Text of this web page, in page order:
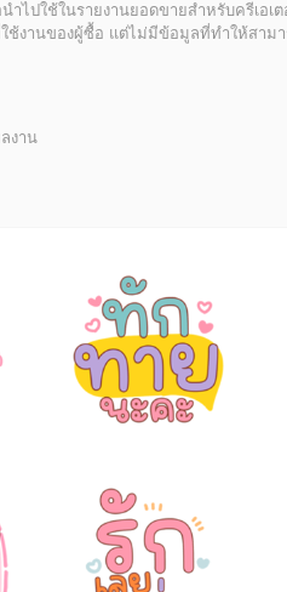
ำไปใช้ในรายงานยอดขายสำหรับครีเอเ
ช้งานของผู้ซื้อ แต่ไม่มีข้อมูลที่ทำให้สาม
งาน